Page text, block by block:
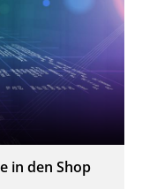
in den Shop